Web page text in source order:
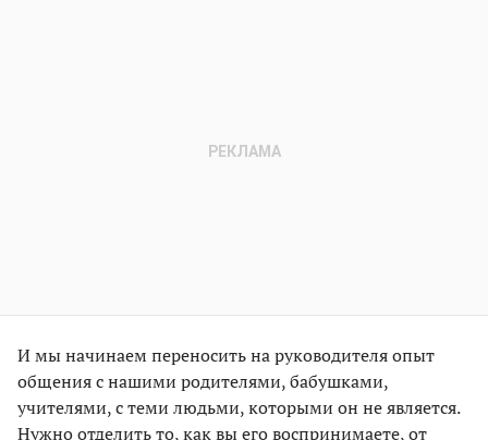
И мы начинаем переносить на руководителя опыт
общения с нашими родителями, бабушками,
учителями, с теми людьми, которыми он не является.
Нужно отделить то, как вы его воспринимаете, от